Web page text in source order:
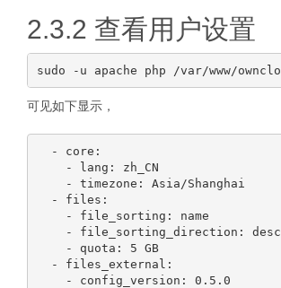
2.3.2 查看用户设置
可见如下显示，
  - core:
    - lang: zh_CN
    - timezone: Asia/Shanghai
  - files:
    - file_sorting: name
    - file_sorting_direction: desc
    - quota: 5 GB
  - files_external:
    - config_version: 0.5.0